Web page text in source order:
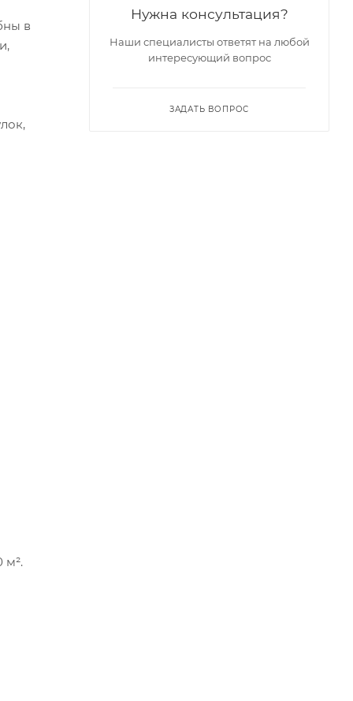
в
м².
Нужна консультация?
Наши специалисты ответят на любой
интересующий вопрос
ЗАДАТЬ ВОПРОС